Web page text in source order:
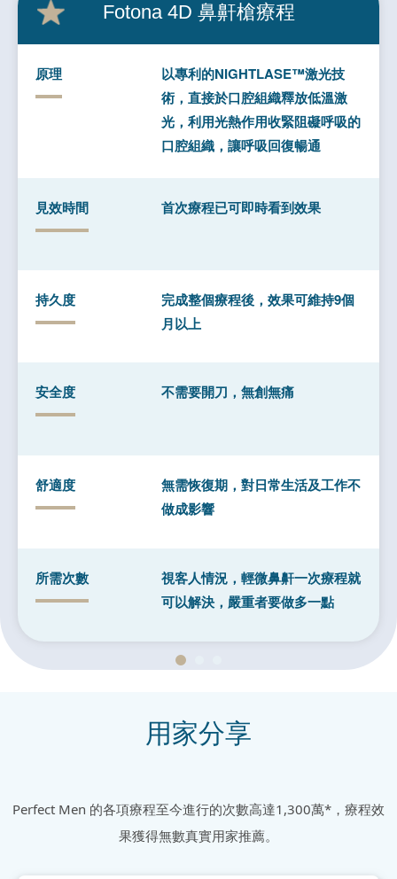
Fotona 4D 鼻鼾槍療程
原理
以專利的NIGHTLASE™激光技
術，直接於口腔組織釋放低溫激
光，利用光熱作用收緊阻礙呼吸的
口腔組織，讓呼吸回復暢通
見效時間 首次療程已可即時看到效果
持久度
完成整個療程後，效果可維持9個
月以上
安全度 不需要開刀，無創無痛
舒適度
無需恢復期，對日常生活及工作不
做成影響
所需次數
視客人情況，輕微鼻鼾一次療程就
可以解決，嚴重者要做多一點
用家分享
Perfect Men 的各項療程至今進行的次數高達1,300萬*，療程效
果獲得無數真實用家推薦。